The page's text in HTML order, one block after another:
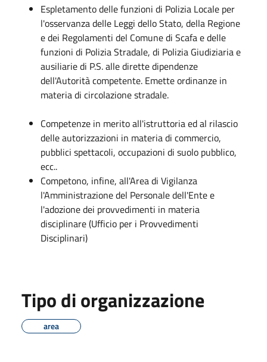
Espletamento delle funzioni di Polizia Locale per
l'osservanza delle Leggi dello Stato, della Regione
e dei Regolamenti del Comune di Scafa e delle
funzioni di Polizia Stradale, di Polizia Giudiziaria e
ausiliarie di P.S. alle dirette dipendenze
dell'Autorità competente. Emette ordinanze in
materia di circolazione stradale.
Competenze in merito all'istruttoria ed al rilascio
delle autorizzazioni in materia di commercio,
pubblici spettacoli, occupazioni di suolo pubblico,
ecc..
Competono, infine, all'Area di Vigilanza
l'Amministrazione del Personale dell'Ente e
l'adozione dei provvedimenti in materia
disciplinare (Ufficio per i Provvedimenti
Disciplinari)
Tipo di organizzazione
area